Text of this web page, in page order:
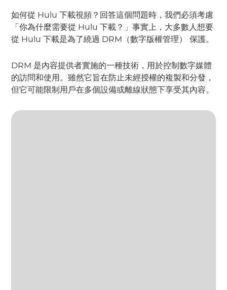
如何從 Hulu 下載視頻？回答這個問題時，我們必須考慮
「你為什麼需要從 Hulu 下載？」事實上，大多數人想要
從 Hulu 下載是為了繞過 DRM（數字版權管理）
保護。
DRM 是內容提供者實施的一種技術，用於控制數字媒體
的訪問和使用。雖然它旨在防止未經授權的複製和分發，
但它可能限制用戶在多個設備或離線狀態下享受其內容。